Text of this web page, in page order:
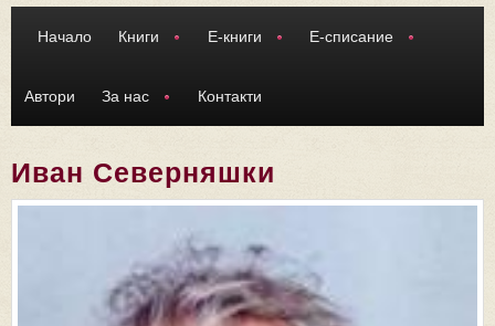
Начало Книги Е-книги Е-списание
Автори За нас Контакти
Иван Северняшки